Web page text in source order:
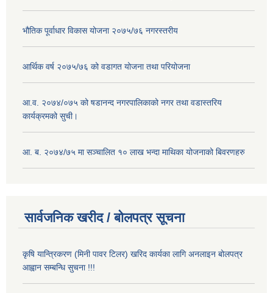
भौतिक पूर्वाधार विकास योजना २०७५/७६ नगरस्तरीय
आर्थिक वर्ष २०७५/७६ को वडागत योजना तथा परियोजना
आ.व. २०७४/०७५ को षडानन्द नगरपालिकाको नगर तथा वडास्तरिय
कार्यक्रमको सुची।
आ. ब. २०७४/७५ मा सञ्चालित १० लाख भन्दा माथिका योजनाको बिवरणहरु
सार्वजनिक खरीद / बोलपत्र सूचना
कृषि यान्त्रिकरण (मिनी पावर टिलर) खरिद कार्यका लागि अनलाइन बोलपत्र
आह्वान सम्बन्धि सुचना !!!